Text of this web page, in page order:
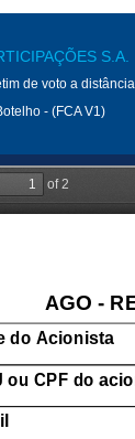
S.A.
de voto a distância
- (FCA V1)